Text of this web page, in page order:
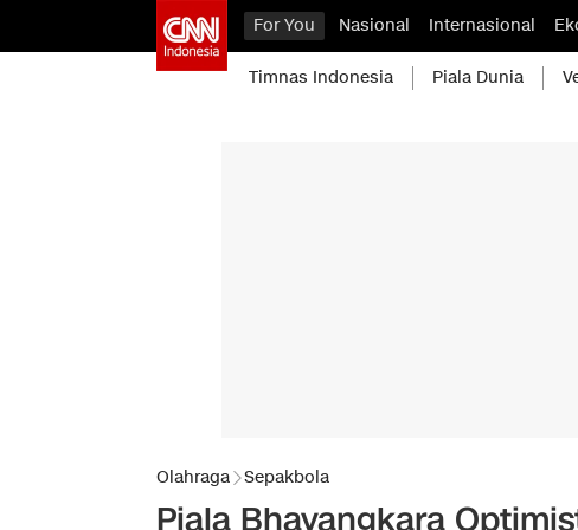
For You Nasional Internasional
Timnas Indonesia Piala Dunia
Olahraga Sepakbola
Piala Bhayangkara